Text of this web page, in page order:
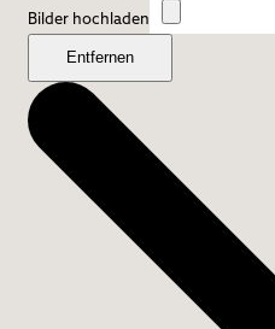
Bilder hochladen
Entfernen